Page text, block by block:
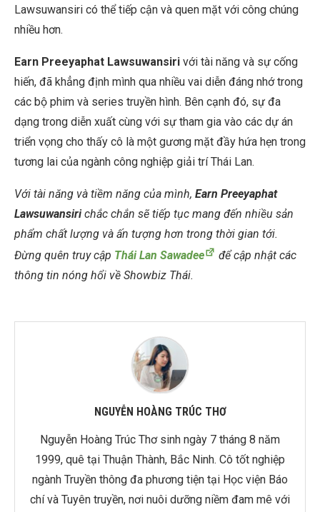
Lawsuwansiri có thể tiếp cận và quen mặt với công chúng
nhiều hơn.
Earn Preeyaphat Lawsuwansiri với tài năng và sự cống
hiến, đã khẳng định mình qua nhiều vai diễn đáng nhớ trong
các bộ phim và series truyền hình. Bên cạnh đó, sự đa
dạng trong diễn xuất cùng với sự tham gia vào các dự án
triển vọng cho thấy cô là một gương mặt đầy hứa hẹn trong
tương lai của ngành công nghiệp giải trí Thái Lan.
Với tài năng và tiềm năng của mình, Earn Preeyaphat
Lawsuwansirichắc chắn sẽ tiếp tục mang đến nhiều sản
phẩm chất lượng và ấn tượng hơn trong thời gian tới.
Đừng quên truy cập Thái Lan Sawadee
để cập nhật các
thông tin nóng hổi về Showbiz Thái.
NGUYỄN HOÀNG TRÚC THƠ
Nguyễn Hoàng Trúc Thơ sinh ngày 7 tháng 8 năm
1999, quê tại Thuận Thành, Bắc Ninh. Cô tốt nghiệp
ngành Truyền thông đa phương tiện tại Học viện Báo
chí và Tuyên truyền, nơi nuôi dưỡng niềm đam mê với